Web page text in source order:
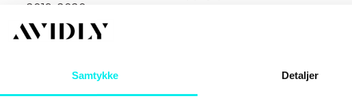
Samtykke Detaljer
2019–2020.
prosessen kan skaleres og utnyttes i Avidly og i våre
Avidly.